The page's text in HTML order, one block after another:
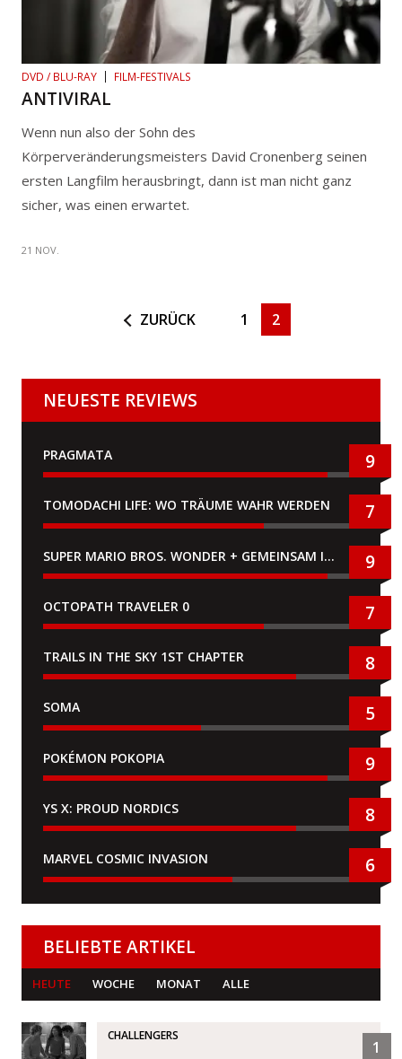
DVD / BLU-RAY FILM-FESTIVALS
ANTIVIRAL
Wenn nun also der Sohn des
Körperveränderungsmeisters David Cronenberg seinen
ersten Langfilm herausbringt, dann ist man nicht ganz
sicher, was einen erwartet.
21 NOV.
ZURÜCK 1 2
NEUESTE REVIEWS
PRAGMATA 9
TOMODACHI LIFE: WO TRÄUME WAHR WERDEN 7
SUPER MARIO BROS. WONDER + GEMEINSAM IM BELLABEL-PARK 9
OCTOPATH TRAVELER 0 7
TRAILS IN THE SKY 1ST CHAPTER 8
SOMA 5
POKÉMON POKOPIA 9
YS X: PROUD NORDICS 8
MARVEL COSMIC INVASION 6
BELIEBTE ARTIKEL
HEUTE WOCHE MONAT ALLE
CHALLENGERS
1